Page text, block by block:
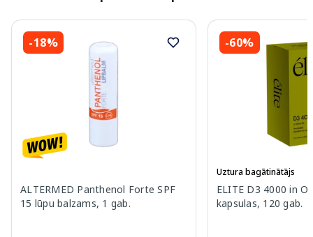
-18%
ALTERMED Panthenol Forte SPF
15 lūpu balzams, 1 gab.
-60%
Uztura bagātinātājs
ELITE D3 4000 in
kapsulas, 120 gab.